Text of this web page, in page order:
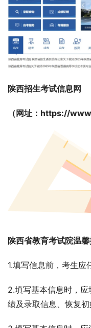
陕西招生考试信息网
（网址：https://
陕西省教育考试院温馨
1.填写信息前，考生应
2.填写基本信息时，
绩及录取信息、恢复初